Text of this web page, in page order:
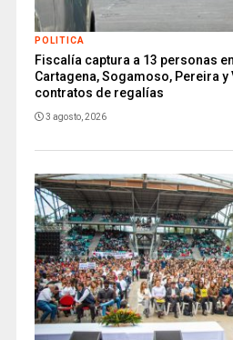
POLITICA
Fiscalía captura a 13 personas
Cartagena, Sogamoso, Pereira
contratos de regalías
3 agosto, 2026